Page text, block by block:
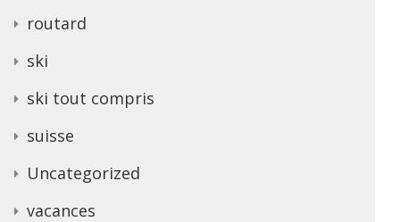
routard
ski
ski tout compris
suisse
Uncategorized
vacances